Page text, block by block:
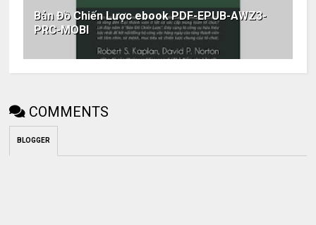
Bản Đồ Chiến Lược ebook PDF-EPUB-AWZ3-
PRC-MOBI
COMMENTS
BLOGGER